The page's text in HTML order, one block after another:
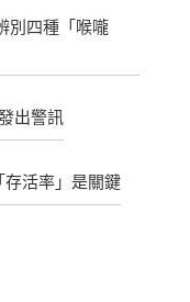
別四種「喉嚨
出警訊
存活率」是關鍵